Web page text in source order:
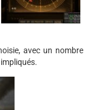
avec un nombre